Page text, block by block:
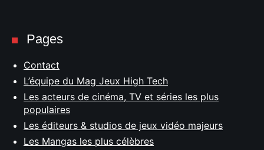
Pages
Contact
L’équipe du Mag Jeux High Tech
Les acteurs de cinéma, TV et séries les plus
populaires
Les éditeurs & studios de jeux vidéo majeurs
Les Mangas les plus célèbres